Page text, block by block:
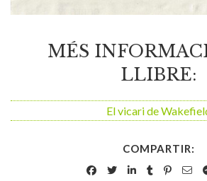
MÉS
LLIBRE:
El vicari de
COMPARTIR: